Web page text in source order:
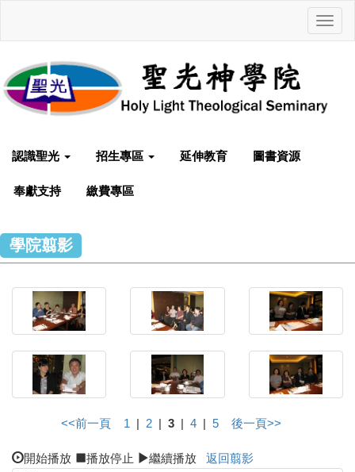
認識聖光 招生專區 延伸教育 圖書資源
奉獻支持 繳費專區
學院翦影
<<前一頁 1 | 2 | 3 | 4 | 5 後一頁>>
開始播放 播放停止 繼續播放
返回翦影